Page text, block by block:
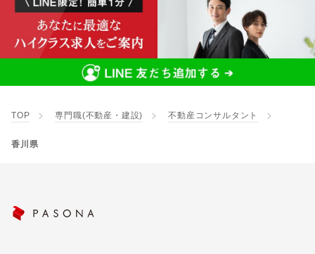
TOP 専門職(不動産・建設) 不動産コンサルタント
香川県